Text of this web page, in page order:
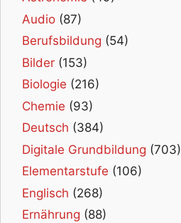
Audio (87)
Berufsbildung (54)
Bilder (153)
Biologie (216)
Chemie (93)
Deutsch (384)
Digitale Grundbildung (703)
Elementarstufe (106)
Englisch (268)
Ernährung (88)